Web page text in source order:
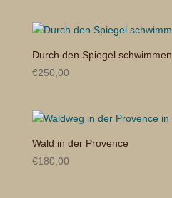
Durch den Spiegel schwimmen
€250,00
Wald in der Provence
€180,00